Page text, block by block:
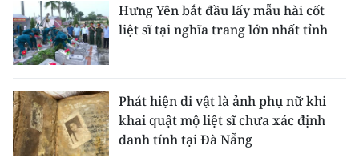
Hưng Yên bắt đầu lấy mẫu hài cốt
liệt sĩ tại nghĩa trang lớn nhất tỉnh
Phát hiện di vật là ảnh phụ nữ khi
khai quật mộ liệt sĩ chưa xác định
danh tính tại Đà Nẵng